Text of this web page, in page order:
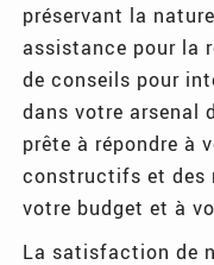
préservant la
assistance pour la
de conseils pour
dans votre arsenal
prête à répondre à
constructifs et des
votre budget et à
La satisfaction de